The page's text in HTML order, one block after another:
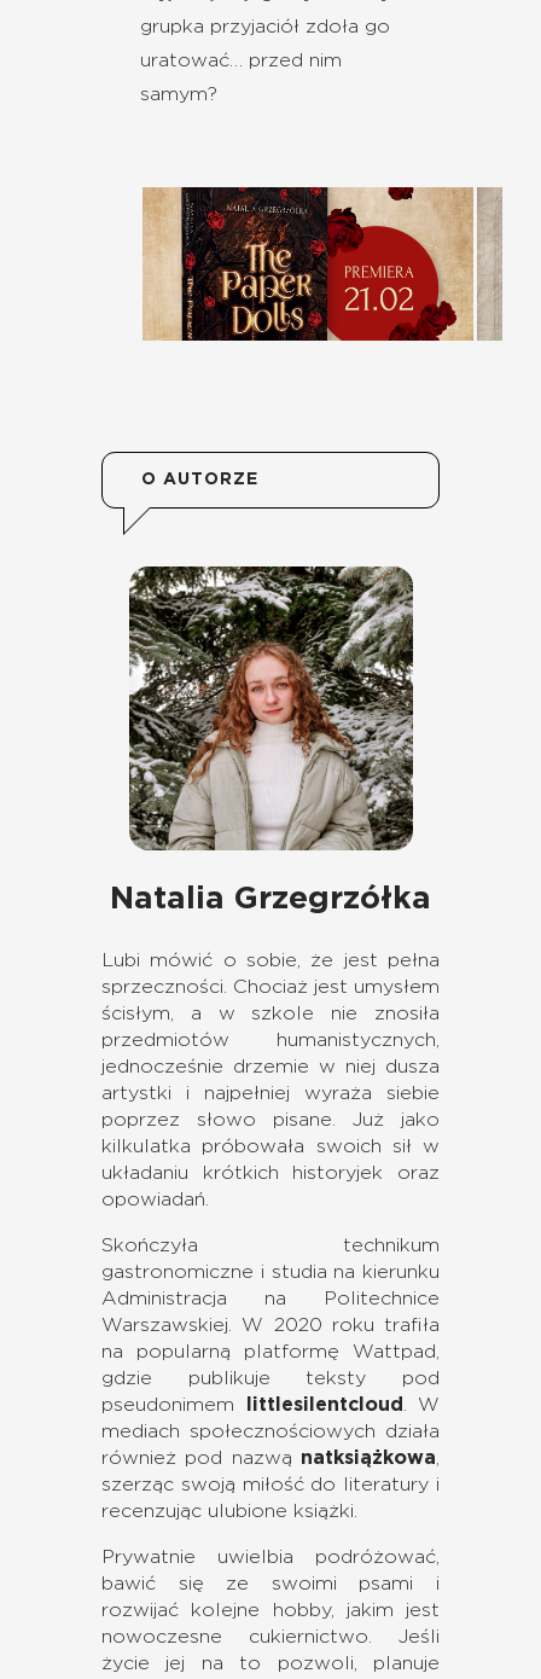
grupka przyjaciół zdoła go
uratować… przed nim
samym?
O AUTORZE
Natalia Grzegrzółka
Lubi mówić o sobie, że jest pełna
sprzeczności. Chociaż jest umysłem
ścisłym, a w szkole nie znosiła
przedmiotów humanistycznych,
jednocześnie drzemie w niej dusza
artystki i najpełniej wyraża siebie
poprzez słowo pisane. Już jako
kilkulatka próbowała swoich sił w
układaniu krótkich historyjek oraz
opowiadań.
Skończyła technikum
gastronomiczne i studia na kierunku
Administracja na Politechnice
Warszawskiej. W 2020 roku trafiła
na popularną platformę Wattpad,
gdzie publikuje teksty pod
pseudonimem
littlesilentcloud . W
mediach społecznościowych działa
również pod nazwą natksiążkowa,
szerząc swoją miłość do literatury i
recenzując ulubione książki.
Prywatnie uwielbia podróżować,
bawić się ze swoimi psami i
rozwijać kolejne hobby, jakim jest
nowoczesne cukiernictwo. Jeśli
życie jej na to pozwoli, planuje